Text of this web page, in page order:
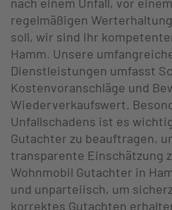
regelmäßigen
soll, wir sind Ihr
Hamm. Unsere
Dienstleistungen umfasst
Kostenvoranschläge und
Wiederverkaufswert.
Unfallschadens ist es
Gutachter zu beauftragen,
transparente Einschätzung
Wohnmobil Gutachter in
und unparteiisch, um
korrektes Gutachten